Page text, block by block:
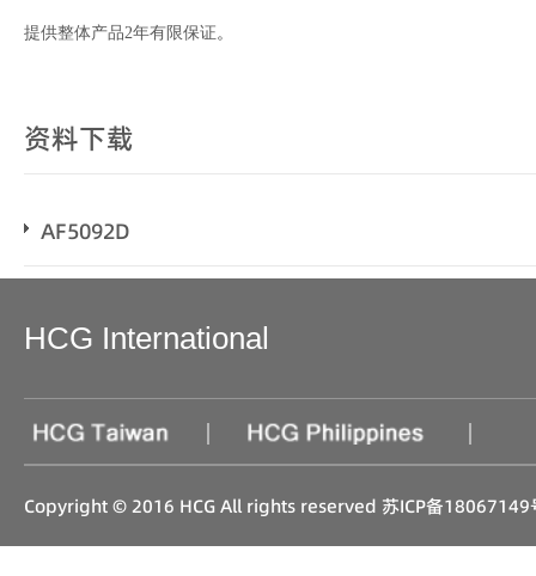
提供整体产品2年有限保证 。
资料下载
AF5092D
HCG International
| |
Copyright © 2016 HCG All rights reserved 苏ICP备